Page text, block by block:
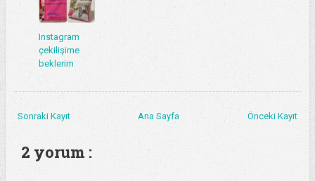
Instagram
çekilişime
beklerim
Sonraki Kayıt Önceki Kayıt
Ana Sayfa
2 yorum :